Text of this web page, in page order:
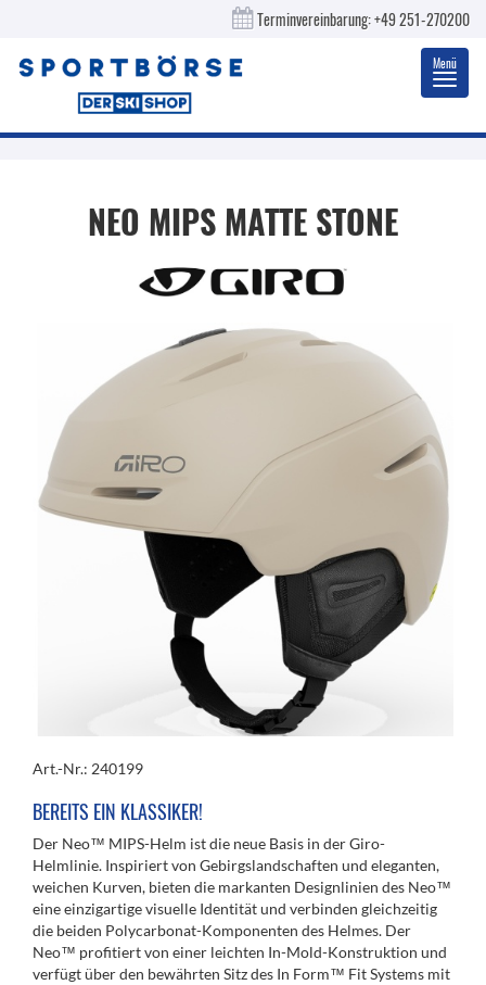
Terminvereinbarung:+49 251-270200
Menü
NEO MIPS MATTE STONE
Art.-Nr.: 240199
BEREITS EIN KLASSIKER!
Der Neo™ MIPS-Helm ist die neue Basis in der Giro-
Helmlinie. Inspiriert von Gebirgslandschaften und eleganten,
weichen Kurven, bieten die markanten Designlinien des Neo™
eine einzigartige visuelle Identität und verbinden gleichzeitig
die beiden Polycarbonat-Komponenten des Helmes. Der
Neo™ profitiert von einer leichten In-Mold-Konstruktion und
verfügt über den bewährten Sitz des In Form™ Fit Systems mit